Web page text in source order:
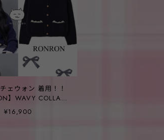
ェウォン 着用！！
】WAVY COLLAR
HANDMADE KNIT
NAVY
¥16,900